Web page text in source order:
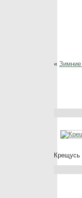
« Зимние
Крещусь